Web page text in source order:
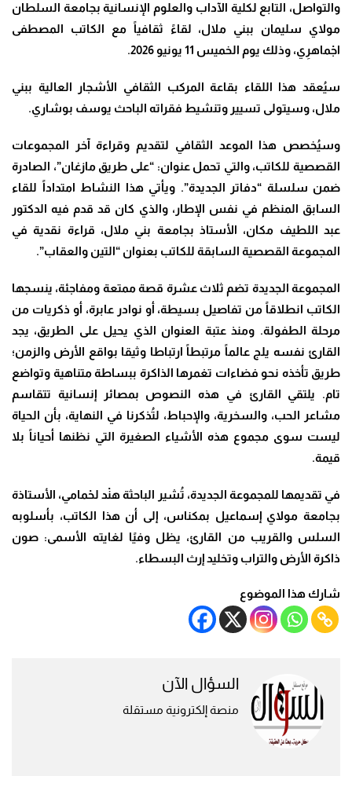
والتواصل، التابع لكلية الآداب والعلوم الإنسانية بجامعة السلطان
مولاي سليمان ببني ملال، لقاءً ثقافياً مع الكاتب المصطفى
اجْماهرِي، وذلك يوم الخميس 11 يونيو 2026.
سيُعقد هذا اللقاء بقاعة المركب الثقافي الأشجار العالية ببني
ملال، وسيتولى تسيير وتنشيط فقراته الباحث يوسف بوشاري.
وسيُخصص هذا الموعد الثقافي لتقديم وقراءة آخر المجموعات
القصصية للكاتب، والتي تحمل عنوان: “على طريق مازغان”، الصادرة
ضمن سلسلة “دفاتر الجديدة”. ويأتي هذا النشاط امتداداً للقاء
السابق المنظم في نفس الإطار، والذي كان قد قدم فيه الدكتور
عبد اللطيف مكان، الأستاذ بجامعة بني ملال، قراءة نقدية في
المجموعة القصصية السابقة للكاتب بعنوان “التين والعقاب”.
المجموعة الجديدة تضم ثلاث عشرة قصة ممتعة ومفاجئة، ينسجها
الكاتب انطلاقاً من تفاصيل بسيطة، أو نوادر عابرة، أو ذكريات من
مرحلة الطفولة. ومنذ عتبة العنوان الذي يحيل على الطريق، يجد
القارئ نفسه يلج عالماً مرتبطاً ارتباطا وثيقا بواقع الأرض والزمن؛
طريق تأخذه نحو فضاءات تغمرها الذاكرة ببساطة متناهية وتواضع
تام. يلتقي القارئ في هذه النصوص بمصائر إنسانية تتقاسم
مشاعر الحب، والسخرية، والإحباط، لتُذكرنا في النهاية، بأن الحياة
ليست سوى مجموع هذه الأشياء الصغيرة التي نظنها أحياناً بلا
قيمة.
في تقديمها للمجموعة الجديدة، تُشير الباحثة هنْد لحْمامي، الأستاذة
بجامعة مولاي إسماعيل بمكناس، إلى أن هذا الكاتب، بأسلوبه
السلس والقريب من القارئ، يظل وفيًا لغايته الأسمى: صون
ذاكرة الأرض والتراب وتخليد إرث البسطاء.
شارك هذا الموضوع
السؤال الآن
منصة إلكترونية مستقلة